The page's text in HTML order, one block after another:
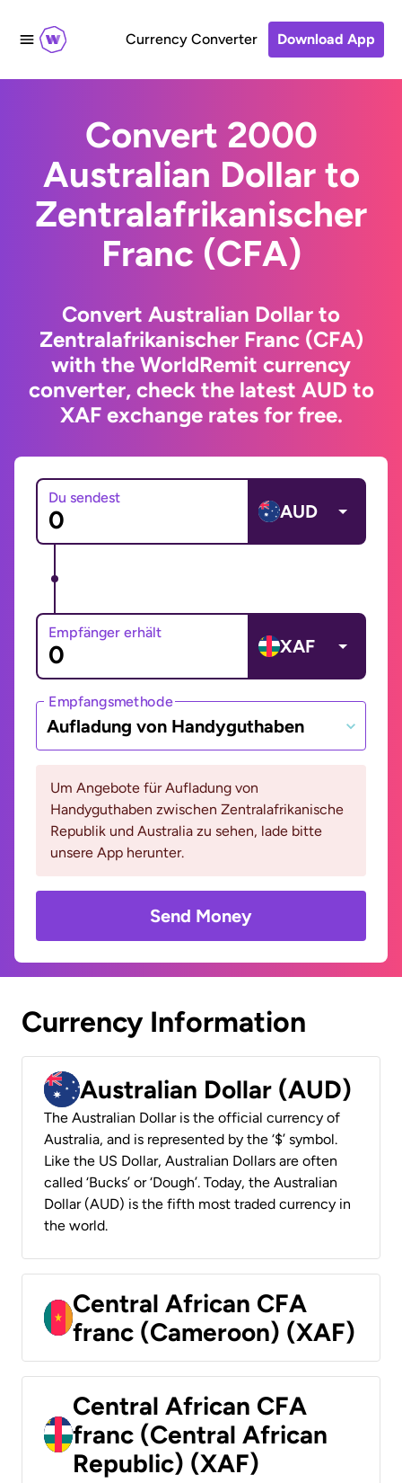
Currency Converter Download App
Convert 2000
Australian Dollar to
Zentralafrikanischer
Franc (CFA)
Convert Australian Dollar to
Zentralafrikanischer Franc (CFA)
with the WorldRemit currency
converter, check the latest AUD to
XAF exchange rates for free.
Du sendest
AUD
Empfänger erhält
XAF
Empfangsmethode
Aufladung von Handyguthaben
Um Angebote für Aufladung von
Handyguthaben zwischen Zentralafrikanische
Republik und Australia zu sehen, lade bitte
unsere App herunter.
Send Money
Currency Information
Australian Dollar (AUD)
The Australian Dollar is the official currency of
Australia, and is represented by the ‘$’ symbol.
Like the US Dollar, Australian Dollars are often
called ‘Bucks’ or ‘Dough’. Today, the Australian
Dollar (AUD) is the fifth most traded currency in
the world.
Central African CFA
franc (Cameroon) (XAF)
Central African CFA
franc (Central African
Republic) (XAF)